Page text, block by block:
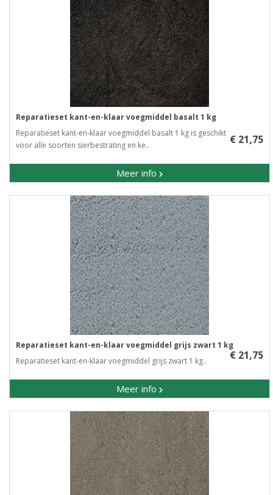
Reparatieset kant-en-klaar voegmiddel basalt 1 kg
Reparatieset kant-en-klaar voegmiddel basalt 1 kg is geschikt
voor alle soorten sierbestrating en ke..
Meer info
€ 21,75
Reparatieset kant-en-klaar voegmiddel grijs zwart 1 kg
Reparatieset kant-en-klaar voegmiddel grijs zwart 1 kg..
Meer info
€ 21,75